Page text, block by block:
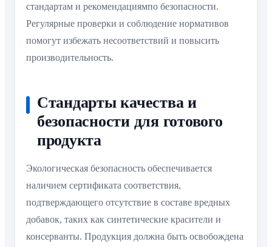
стандартам и рекомендациямпо безопасности.
Регулярные проверки и соблюдение нормативов
помогут избежать несоответствий и повысить
производительность.
Стандарты качества и
безопасности для готового
продукта
Экологическая безопасность обеспечивается
наличием сертификата соответствия,
подтверждающего отсутствие в составе вредных
добавок, таких как синтетические красители и
консерванты. Продукция должна быть освобождена